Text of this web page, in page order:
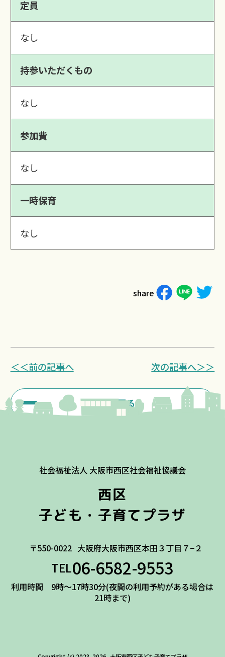
定員
なし
持参いただくもの
なし
参加費
なし
一時保育
なし
share
＜＜前の記事へ
一覧に戻る
次の記事へ＞＞
社会福祉法人 大阪市西区社会福祉協議会
西区
子ども・子育てプラザ
〒550-0022 大阪府大阪市西区本田３丁目７−２
TEL06-6582-9553
利用時間 9時～17時30分(夜間の利用予約がある場合は
21時まで)